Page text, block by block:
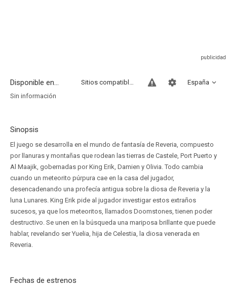
Disponible en... España
Sitios compatibles
Sin información
Sinopsis
El juego se desarrolla en el mundo de fantasía de Reveria, compuesto
por llanuras y montañas que rodean las tierras de Castele, Port Puerto y
Al Maajik, gobernadas por King Erik, Damien y Olivia. Todo cambia
cuando un meteorito púrpura cae en la casa del jugador,
desencadenando una profecía antigua sobre la diosa de Reveria y la
luna Lunares. King Erik pide al jugador investigar estos extraños
sucesos, ya que los meteoritos, llamados Doomstones, tienen poder
destructivo. Se unen en la búsqueda una mariposa brillante que puede
hablar, revelando ser Yuelia, hija de Celestia, la diosa venerada en
Reveria.
Fechas de estrenos